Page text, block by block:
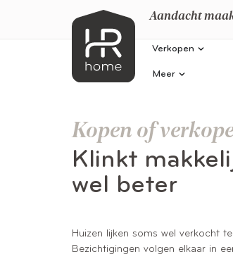
Aandacht
Verkopen
Meer
Kopen of
Klinkt
wel beter
Huizen lijken soms wel verkocht
Bezichtigingen volgen elkaar in